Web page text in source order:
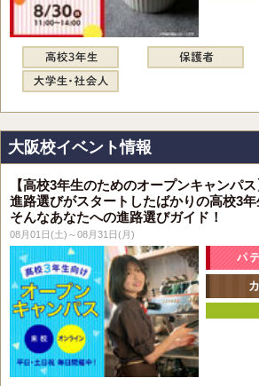
大阪校イベント情報
【高校3年生のためのオープンキャンパス
進路選びがスタートしたばかりの高校3年
そんなあなたへの進路選びガイド！
08月01日(土)～08月31日(月)